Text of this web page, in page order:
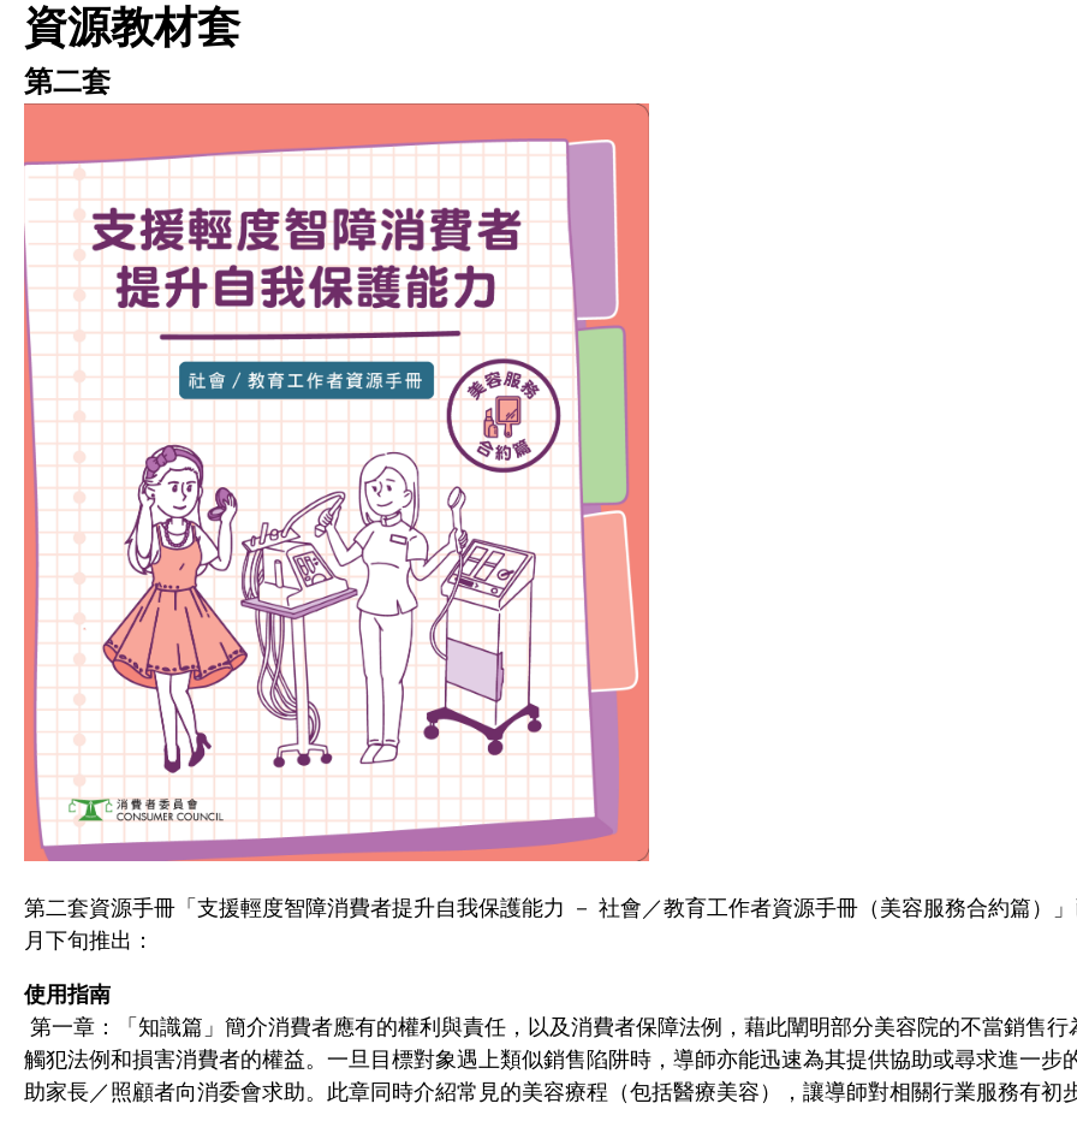
資源教材套
第二套
第二套資源手冊「支援輕度智障消費者提升自我保護能力 － 社會／教育工作者資源手冊（美容服務合約篇）
月下旬推出：
使用指南
第一章：「知識篇」簡介消費者應有的權利與責任，以及消費者保障法例，藉此闡明部分美容院的不當銷售行
觸犯法例和損害消費者的權益。一旦目標對象遇上類似銷售陷阱時，導師亦能迅速為其提供協助或尋求進一步
助家長／照顧者向消委會求助。此章同時介紹常見的美容療程（包括醫療美容），讓導師對相關行業服務有初